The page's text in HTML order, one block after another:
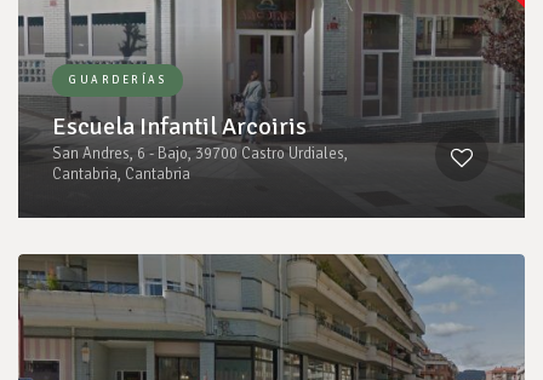
GUARDERÍAS
Escuela Infantil Arcoiris
San Andres, 6 - Bajo, 39700 Castro Urdiales,
Cantabria, Cantabria